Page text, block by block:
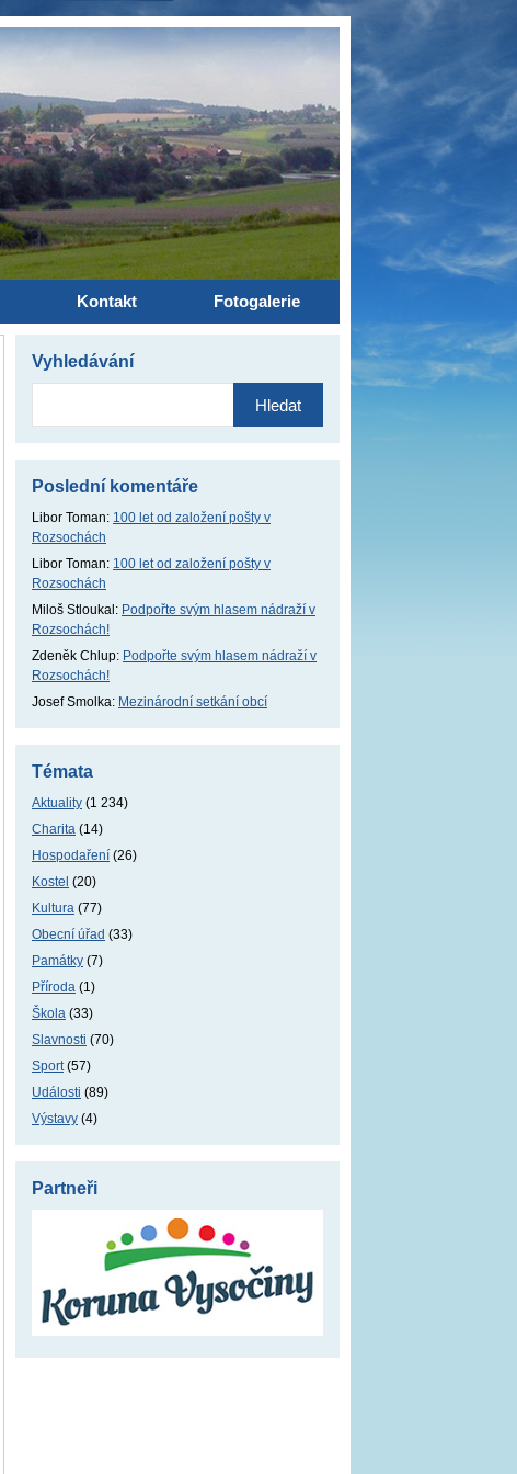
Kontakt Fotogalerie
Vyhledávání
Poslední komentáře
Libor Toman: 100 let od založení pošty v
Rozsochách
Libor Toman: 100 let od založení pošty v
Rozsochách
Miloš Stloukal : Podpořte svým hlasem nádraží v
Rozsochách!
Zdeněk Chlup: Podpořte svým hlasem nádraží v
Rozsochách!
Josef Smolka: Mezinárodní setkání obcí
Témata
Aktuality (1 234)
Charita (14)
Hospodaření (26)
Kostel (20)
Kultura (77)
Obecní úřad (33)
Památky (7)
Příroda (1)
Škola (33)
Slavnosti (70)
Sport(57)
Události (89)
Výstavy (4)
Partneři